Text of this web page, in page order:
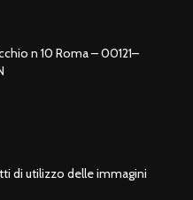
n 10 Roma – 00121–
di utilizzo delle immagini